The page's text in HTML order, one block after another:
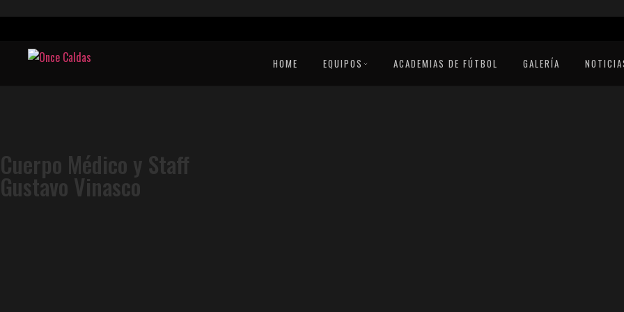
HOME EQUIPOS ACADEMIAS DE FÚTBOL GALERÍA
Cuerpo Médico y Staff
Gustavo Vinasco